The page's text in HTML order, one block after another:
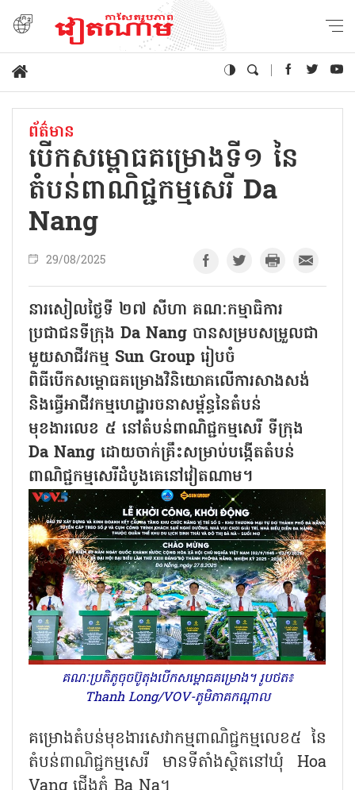
ព័ត៌មាន
បើកសម្ពោធគម្រោងទី១ នៃ
តំបន់ពាណិជ្ជកម្មសេរី Da
Nang
29/08/2025
នារសៀលថ្ងៃទី ២៧ សីហា គណៈកម្មាធិការ
ប្រជាជនទីក្រុង Da Nang បានសម្របសម្រួលជា
មួយសាជីវកម្ម Sun Group រៀបចំ
ពិធីបើកសម្ពោធគម្រោងវិនិយោគលើការសាងសង់
និងធ្វើអាជីវកម្មហេដ្ឋារចនាសម្ព័ន្ធនៃតំបន់
មុខងារលេខ ៥ នៅតំបន់ពាណិជ្ជកម្មសេរី ទីក្រុង
Da Nang ដោយចាក់គ្រឹះសម្រាប់បង្កើតតំបន់
ពាណិជ្ជកម្មសេរីដំបូងគេនៅវៀតណាម។
គណៈប្រតិភូចុចប៊ូតុងបើកសម្ពោធគម្រោង។ រូបថត៖
Thanh Long/VOV-ភូមិភាគកណ្តាល
គម្រោងតំបន់មុខងារសេវាកម្មពាណិជ្ជកម្មលេខ៥ នៃ
តំបន់ពាណិជ្ជកម្មសេរី មានទីតាំងស្ថិតនៅឃុំ Hoa